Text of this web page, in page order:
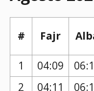
# Fajr
1
04:09
2
04:11